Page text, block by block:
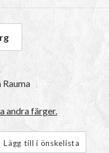
mängd
andra färger.
Lägg till i önskelista